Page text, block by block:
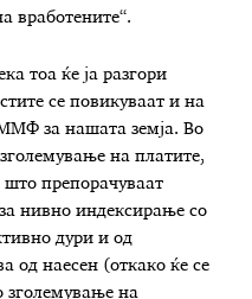
вработените“.
тоа ќе ја разгори
се повикуваат и на
за нашата земја. Во
на платите,
што препорачуваат
нивно индексирање со
дури и од
од наесен (откако ќе се
зголемување на